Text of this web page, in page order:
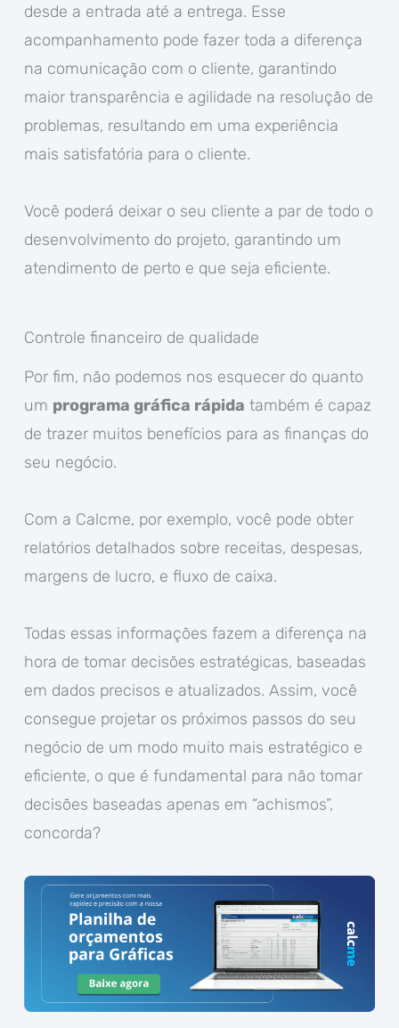
desde a entrada até a entrega. Esse
acompanhamento pode fazer toda a diferença
na comunicação com o cliente, garantindo
maior transparência e agilidade na resolução de
problemas, resultando em uma experiência
mais satisfatória para o cliente.
Você poderá deixar o seu cliente a par de todo o
desenvolvimento do projeto, garantindo um
atendimento de perto e que seja eficiente.
Controle financeiro de qualidade
Por fim, não podemos nos esquecer do quanto
um programa gráfica rápida também é capaz
de trazer muitos benefícios para as finanças do
seu negócio.
Com a Calcme, por exemplo, você pode obter
relatórios detalhados sobre receitas, despesas,
margens de lucro, e fluxo de caixa.
Todas essas informações fazem a diferença na
hora de tomar decisões estratégicas, baseadas
em dados precisos e atualizados. Assim, você
consegue projetar os próximos passos do seu
negócio de um modo muito mais estratégico e
eficiente, o que é fundamental para não tomar
decisões baseadas apenas em “achismos”,
concorda?